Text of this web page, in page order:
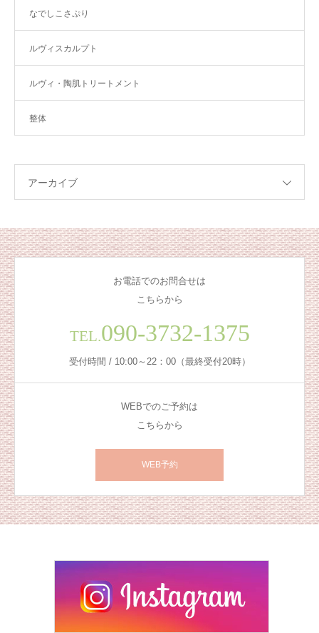
なでしこさぷり
ルヴィスカルプト
ルヴィ・陶肌トリートメント
整体
アーカイブ
お電話でのお問合せは
こちらから
TEL.090-3732-1375
受付時間 / 10:00～22：00（最終受付20時）
WEBでのご予約は
こちらから
WEB予約